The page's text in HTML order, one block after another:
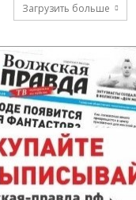
Загрузить больше